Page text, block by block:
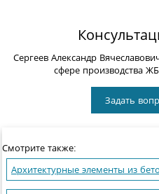
Сергеев Александр
сфере производства
Задать
Смотрите также:
Архитектурные элементы из